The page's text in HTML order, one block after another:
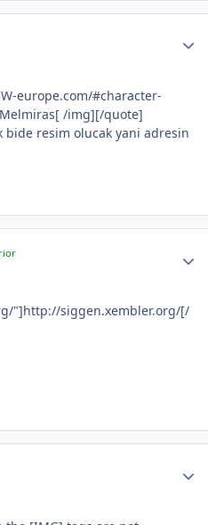
europe.com/#character-
/img][/quote]
bide resim olucak yani adresin
"]http://siggen.xembler.org/[/